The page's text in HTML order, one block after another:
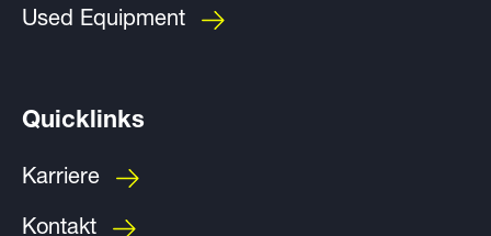
Used Equipment
Quicklinks
Karriere
Kontakt